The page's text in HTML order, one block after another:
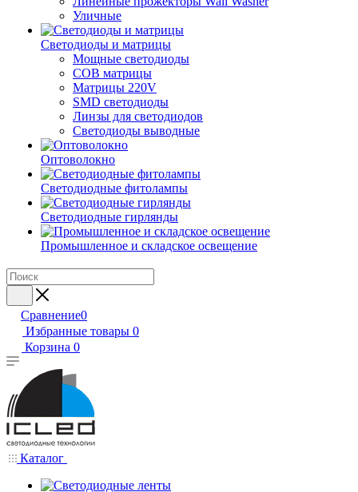
Уличные
Светодиоды и матрицы
Мощные светодиоды
COB матрицы
Матрицы 220V
SMD светодиоды
Линзы для светодиодов
Светодиоды выводные
Оптоволокно
Светодиодные фитолампы
Светодиодные гирлянды
Промышленное и складское освещение
Сравнение0
Избранные товары 0
Корзина 0
Каталог